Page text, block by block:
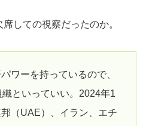
しての視察だったのか。
ワーを持っているので、
といっていい。2024年1
（UAE）、イラン、エチ